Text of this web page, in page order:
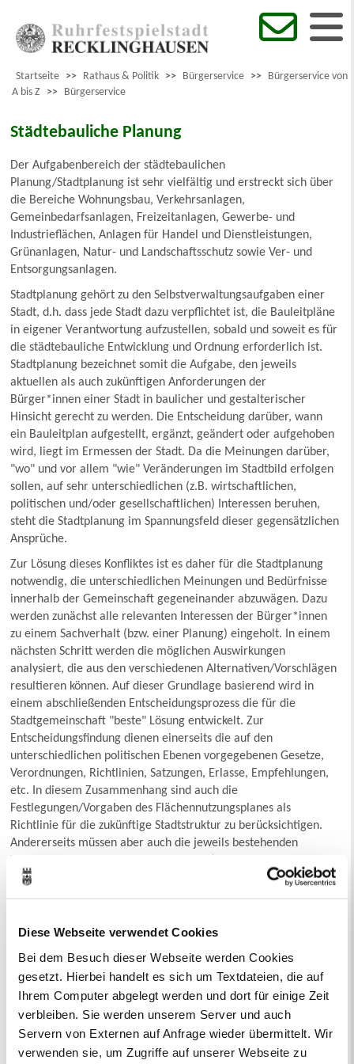
Diese Webseite verwendet Cookies
Bei dem Besuch dieser Webseite werden Cookies
gesetzt. Hierbei handelt es sich um Textdateien, die auf
Ihrem Computer abgelegt werden und dort für einige Zeit
verbleiben. Sie werden unserem Server und auch
Servern von Externen auf Anfrage wieder übermittelt. Wir
verwenden sie, um Zugriffe auf unserer Webseite zu
Startseite >> Rathaus & Politik >> Bürgerservice >> Bürgerservice von
A bis Z >> Bürgerservice
Städtebauliche Planung
Der Aufgabenbereich der städtebaulichen
Planung/Stadtplanung ist sehr vielfältig und erstreckt sich über
die Bereiche Wohnungsbau, Verkehrsanlagen,
Gemeinbedarfsanlagen, Freizeitanlagen, Gewerbe- und
Industrieflächen, Anlagen für Handel und Dienstleistungen,
Grünanlagen, Natur- und Landschaftsschutz sowie Ver- und
Entsorgungsanlagen.
Stadtplanung gehört zu den Selbstverwaltungsaufgaben einer
Stadt, d.h. dass jede Stadt dazu verpflichtet ist, die Bauleitpläne
in eigener Verantwortung aufzustellen, sobald und soweit es für
die städtebauliche Entwicklung und Ordnung erforderlich ist.
Stadtplanung bezeichnet somit die Aufgabe, den jeweils
aktuellen als auch zukünftigen Anforderungen der
Bürger*innen einer Stadt in baulicher und gestalterischer
Hinsicht gerecht zu werden. Die Entscheidung darüber, wann
ein Bauleitplan aufgestellt, ergänzt, geändert oder aufgehoben
wird, liegt im Ermessen der Stadt. Da die Meinungen darüber,
"wo" und vor allem "wie" Veränderungen im Stadtbild erfolgen
sollen, auf sehr unterschiedlichen (z.B. wirtschaftlichen,
politischen und/oder gesellschaftlichen) Interessen beruhen,
steht die Stadtplanung im Spannungsfeld dieser gegensätzlichen
Ansprüche.
Zur Lösung dieses Konfliktes ist es daher für die Stadtplanung
notwendig, die unterschiedlichen Meinungen und Bedürfnisse
innerhalb der Gemeinschaft gegeneinander abzuwägen. Dazu
werden zunächst alle relevanten Interessen der Bürger*innen
zu einem Sachverhalt (bzw. einer Planung) eingeholt. In einem
nächsten Schritt werden die möglichen Auswirkungen
analysiert, die aus den verschiedenen Alternativen/Vorschlägen
resultieren können. Auf dieser Grundlage basierend wird in
einem abschließenden Entscheidungsprozess die für die
Stadtgemeinschaft "beste" Lösung entwickelt. Zur
Entscheidungsfindung dienen einerseits die auf den
unterschiedlichen politischen Ebenen vorgegebenen Gesetze,
Verordnungen, Richtlinien, Satzungen, Erlasse, Empfehlungen,
etc. In diesem Zusammenhang sind auch die
Festlegungen/Vorgaben des Flächennutzungsplanes als
Richtlinie für die zukünftige Stadtstruktur zu berücksichtigen.
Andererseits müssen aber auch die jeweils bestehenden
historische, klimatische, ökologische, topografische, technische,
Kontaktformular
Nachricht senden an Abteilung Städtebauliche Planung
Dienstleistungen
Bebauungsplan, vorhabenbezogen
Bebauungsplan - Auskunft
Gestaltungssatzung